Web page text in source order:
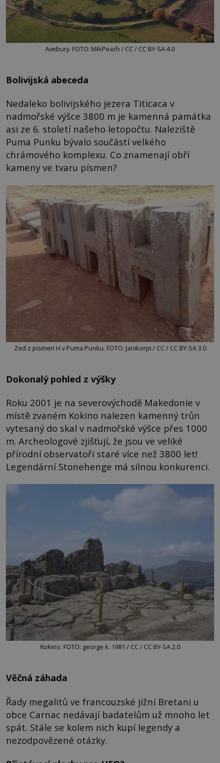
Avebury. FOTO: MikPeach / CC / CC BY-SA 4.0
Bolivijská abeceda
Nedaleko bolivijského jezera Titicaca v
nadmořské výšce 3800 m je kamenná památka
asi ze 6. století našeho letopočtu. Naleziště
Puma Punku bývalo součástí velkého
chrámového komplexu. Co znamenají obří
kameny ve tvaru písmen?
Zeď z písmen H v Puma Punku. FOTO: Janikorpi / CC / CC BY-SA 3.0
Dokonalý pohled z výšky
Roku 2001 je na severovýchodě Makedonie v
místě zvaném Kokino nalezen kamenný trůn
vytesaný do skal v nadmořské výšce přes 1000
m. Archeologové zjišťují, že jsou ve veliké
přírodní observatoři staré více než 3800 let!
Legendární Stonehenge má silnou konkurenci.
Kokino. FOTO: george k. 1981 / CC / CC BY-SA 2.0
Věčná záhada
Řady megalitů ve francouzské jižní Bretani u
obce Carnac nedávají badatelům už mnoho let
spát. Stále se kolem nich kupí legendy a
nezodpovězené otázky.